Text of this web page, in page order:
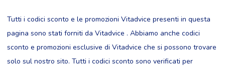
Tutti i codici sconto e le promozioni Vitadvice presenti in questa
pagina sono stati forniti da Vitadvice . Abbiamo anche codici
sconto e promozioni esclusive di Vitadvice che si possono trovare
solo sul nostro sito. Tutti i codici sconto sono verificati per